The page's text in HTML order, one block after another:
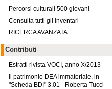
Percorsi culturali 500 giovani
Consulta tutti gli inventari
RICERCA AVANZATA
Contributi
Estratti rivista VOCI, anno X/2013
Il patrimonio DEA immateriale, in
"Scheda BDI" 3.01 - Roberta Tucci